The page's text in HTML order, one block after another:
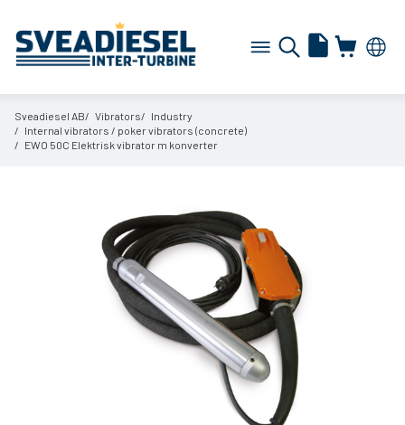
Sveadiesel AB Vibrators
Industry
Internal vibrators / poker vibrators (concrete)
EWO 50C Elektrisk vibrator m konverter